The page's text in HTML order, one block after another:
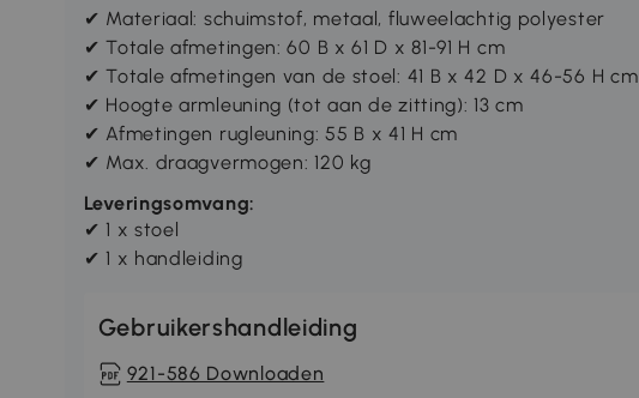
✔ Materiaal: schuimstof, metaal, fluweelachtig polyester
✔ Totale afmetingen: 60 B x 61 D x 81-91 H cm
✔ Totale afmetingen van de stoel: 41 B x 42 D x 46-56 H cm
✔ Hoogte armleuning (tot aan de zitting): 13 cm
✔ Afmetingen rugleuning: 55 B x 41 H cm
✔ Max. draagvermogen: 120 kg
Leveringsomvang:
✔ 1 x stoel
✔ 1 x handleiding
Gebruikershandleiding
921-586 Downloaden